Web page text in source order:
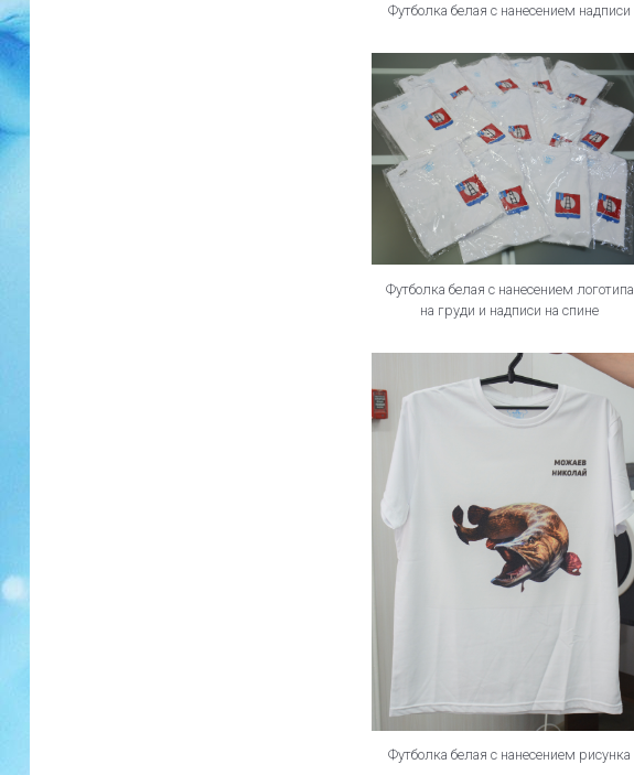
Футболка белая с нанесением надписи
Футболка белая с нанесением логотипа
на груди и надписи на спине
Футболка белая с нанесением рисунка